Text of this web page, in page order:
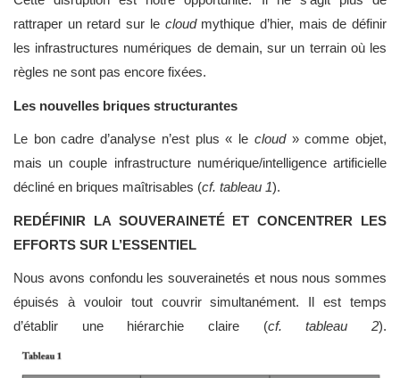
rattraper un retard sur le cloud mythique d’hier, mais de définir
les infrastructures numériques de demain, sur un terrain où les
règles ne sont pas encore fixées.
Les nouvelles briques structurantes
Le bon cadre d’analyse n’est plus « le cloud » comme objet,
mais un couple infrastructure numérique/intelligence artificielle
décliné en briques maîtrisables (cf. tableau 1).
REDÉFINIR LA SOUVERAINETÉ ET CONCENTRER LES
EFFORTS SUR L’ESSENTIEL
Nous avons confondu les souverainetés et nous nous sommes
épuisés à vouloir tout couvrir simultanément. Il est temps
d’établir une hiérarchie claire (cf. tableau 2).